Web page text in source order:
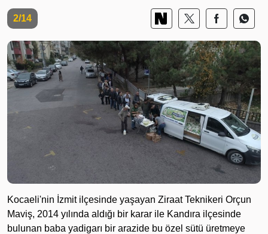
2/14
Kocaeli'nin İzmit ilçesinde yaşayan Ziraat Teknikeri Orçun
Maviş, 2014 yılında aldığı bir karar ile Kandıra ilçesinde
bulunan baba yadigarı bir arazide bu özel sütü üretmeye